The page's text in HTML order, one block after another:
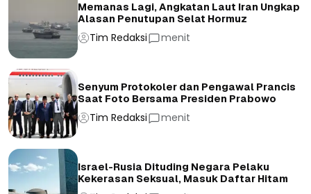
Memanas Lagi, Angkatan Laut Iran Ungkap
Alasan Penutupan Selat Hormuz
Tim Redaksi menit
Senyum Protokoler dan Pengawal Prancis
Saat Foto Bersama Presiden Prabowo
Tim Redaksi menit
Israel-Rusia Dituding Negara Pelaku
Kekerasan Seksual, Masuk Daftar Hitam